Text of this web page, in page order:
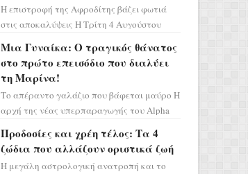
Η επιστροφή της Αφροδίτης βάζει φωτιά
στις αποκαλύψεις Η Τρίτη 4 Αυγούστου
ορόσημο, καθώς η Αφροδίτη πρ...
Μια Γυναίκα: Ο τραγικός θάνατος
στο πρώτο επεισόδιο που διαλύει
τη Μαρίνα!
Το απέραντο γαλάζιο που βάφεται μαύρο Η
αρχή της νέας υπερπαραγωγής του Alpha
πλημμυρισμένο από...
Προδοσίες και χρέη τέλος: Τα 4
ζώδια που αλλάζουν οριστικά ζωή
Η μεγάλη αστρολογική ανατροπή και το